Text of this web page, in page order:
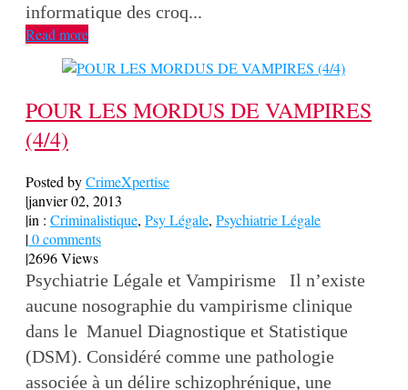
informatique des croq...
Read more
POUR LES MORDUS DE VAMPIRES
(4/4)
Posted byCrimeXpertise
|janvier 02, 2013
|in : Criminalistique, Psy Légale, Psychiatrie Légale
|0 comments
|2696 Views
Psychiatrie Légale et Vampirisme Il n’existe
aucune nosographie du vampirisme clinique
dans le Manuel Diagnostique et Statistique
(DSM). Considéré comme une pathologie
associée à un délire schizophrénique, une